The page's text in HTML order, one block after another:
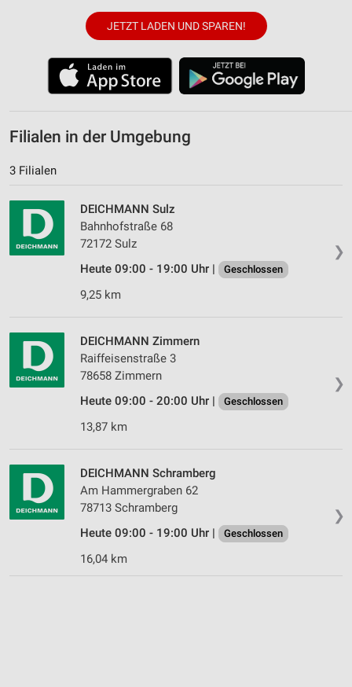
JETZT LADEN UND SPAREN!
Filialen in der Umgebung
3 Filialen
❯
DEICHMANN Sulz
Bahnhofstraße 68
72172 Sulz
Heute 09:00 - 19:00 Uhr |
Geschlossen
9,25 km
❯
DEICHMANN Zimmern
Raiffeisenstraße 3
78658 Zimmern
Heute 09:00 - 20:00 Uhr |
Geschlossen
13,87 km
❯
DEICHMANN Schramberg
Am Hammergraben 62
78713 Schramberg
Heute 09:00 - 19:00 Uhr |
Geschlossen
16,04 km